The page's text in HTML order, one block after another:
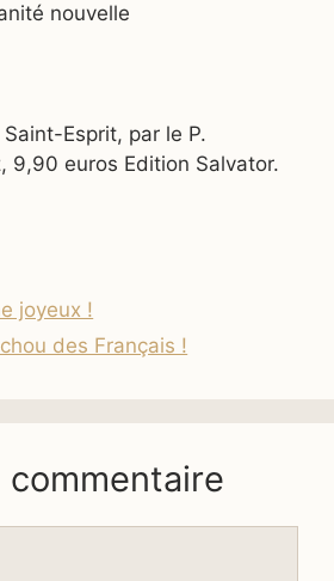
nouvelle
Esprit, par le P.
9,90 euros Edition Salvator.
joyeux !
des Français !
commentaire